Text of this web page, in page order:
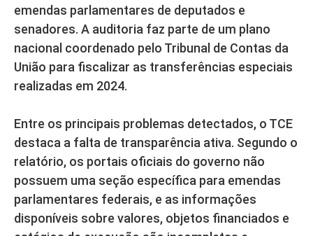
emendas parlamentares de deputados e
senadores. A auditoria faz parte de um plano
nacional coordenado pelo Tribunal de Contas da
União para fiscalizar as transferências especiais
realizadas em 2024.
Entre os principais problemas detectados, o TCE
destaca a falta de transparência ativa. Segundo o
relatório, os portais oficiais do governo não
possuem uma seção específica para emendas
parlamentares federais, e as informações
disponíveis sobre valores, objetos financiados e